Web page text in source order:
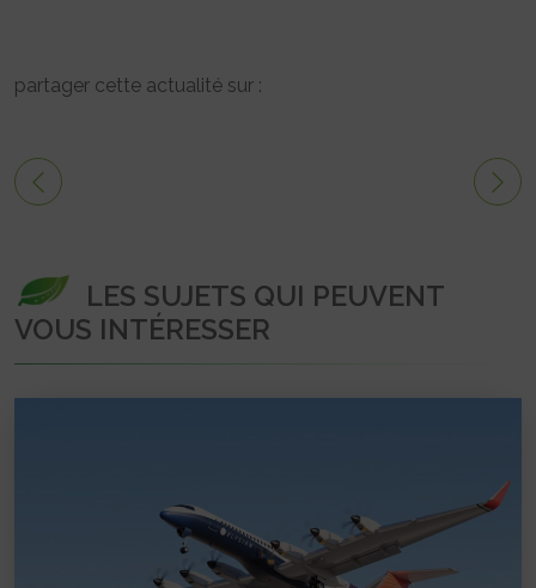
partager cette actualité sur :
LES SUJETS QUI PEUVENT
VOUS INTÉRESSER